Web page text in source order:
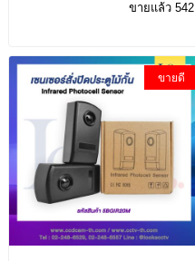
ขายแล้ว 542
ขายดี